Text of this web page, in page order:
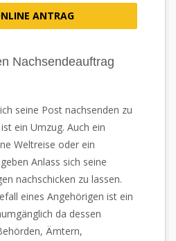
ANTRAG
Nachsendeauftrag
seine Post nachsenden zu
ein Umzug. Auch ein
Weltreise oder ein
Anlass sich seine
nachschicken zu lassen.
eines Angehörigen ist ein
da dessen
Ämtern,